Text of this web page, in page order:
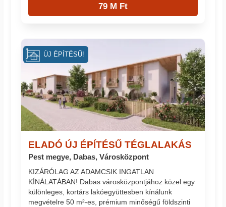
79 M Ft
ELADÓ ÚJ ÉPÍTÉSŰ TÉGLALAKÁS
Pest megye, Dabas, Városközpont
KIZÁRÓLAG AZ ADAMCSIK INGATLAN
KÍNÁLATÁBAN! Dabas városközpontjához közel egy
különleges, kortárs lakóegyüttesben kínálunk
megvételre 50 m²-es, prémium minőségű földszinti
ÚJ ÉPÍTÉSŰ!